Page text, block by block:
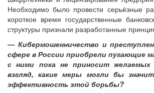
Необходимо было провести серьёзные
короткое время государственные
структуры признали разработанные
— Кибермошенничество и
сфере в России приобрели пугающие
с ними пока не приносит
взгляд, какие меры могли бы
эффективность этой борьбы?